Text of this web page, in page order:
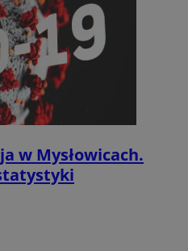
w Mysłowicach.